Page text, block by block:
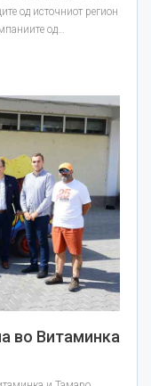
од источниот регион
од…
во Витаминка